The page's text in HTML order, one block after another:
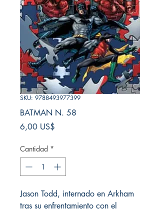
SKU: 9788493977399
BATMAN N. 58
6,00 US$
Cantidad *
Jason Todd, internado en Arkham
tras su enfrentamiento con el